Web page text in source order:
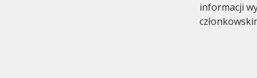
informacji